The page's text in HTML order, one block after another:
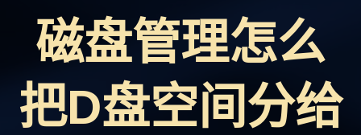
数据恢复
数据备份
磁盘管理怎么
把D盘空间分给